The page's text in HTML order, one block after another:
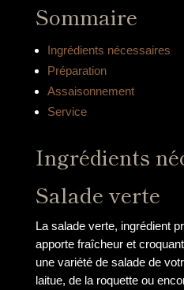
Sommaire
Ingrédients nécessaires
Préparation
Assaisonnement
Service
Ingrédients
Salade verte
La salade verte, ingrédient
apporte fraîcheur et
une variété de salade de
laitue, de la roquette ou